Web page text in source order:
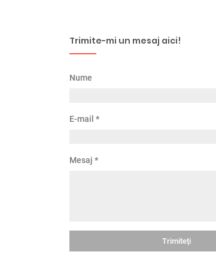
Trimite-mi un mesaj aici!
Nume
E-mail *
Mesaj *